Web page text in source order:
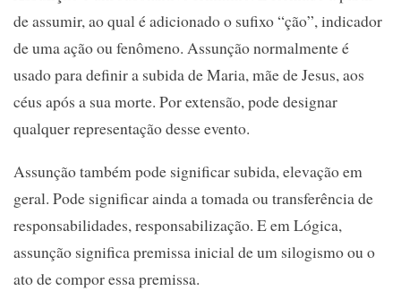
de assumir, ao qual é adicionado o sufixo “ção”, indicador
de uma ação ou fenômeno. Assunção normalmente é
usado para definir a subida de Maria, mãe de Jesus, aos
céus após a sua morte. Por extensão, pode designar
qualquer representação desse evento.
Assunção também pode significar subida, elevação em
geral. Pode significar ainda a tomada ou transferência de
responsabilidades, responsabilização. E em Lógica,
assunção significa premissa inicial de um silogismo ou o
ato de compor essa premissa.